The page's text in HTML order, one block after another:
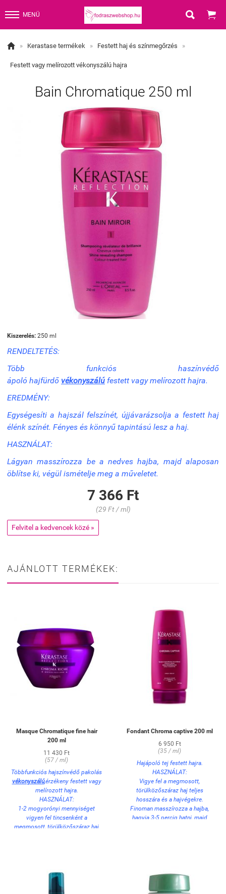
MENÜ  
 » Kerastase termékek » Festett haj és színmegőrzés »
Festett vagy melírozott vékonyszálú hajra
Bain Chromatique 250 ml
Kiszerelés: 250 ml
RENDELTETÉS:
Több funkciós haszínvédő
ápoló hajfürdő vékonyszálú festett vagy melírozott hajra.
EREDMÉNY:
Egységesíti a hajszál felszínét, újjávarázsolja a festett haj
élénk színét. Fényes és könnyű tapintású lesz a haj.
HASZNÁLAT:
Lágyan masszírozza be a nedves hajba, majd alaposan
öblítse ki, végül ismételje meg a műveletet.
7 366 Ft
(29 Ft / ml)
Felvitel a kedvencek közé »
AJÁNLOTT TERMÉKEK:
Masque Chromatique fine hair
200 ml
11 430 Ft
(57 / ml)
Többfunkciós hajszínvédő pakolás
vékonyszálú,érzékeny festett vagy
melírozott hajra.
HASZNÁLAT:
1-2 mogyorónyi mennyiséget
vigyen fel tincsenként a
megmosott, törülközőszáraz haj
Fondant Chroma captive 200 ml
6 950 Ft
(35 / ml)
Hajápoló tej festett hajra.
HASZNÁLAT:
Vigye fel a megmosott,
törülközőszáraz haj teljes
hosszára és a hajvégekre.
Finoman masszírozza a hajba,
hagyja 3-5 percig hatni, majd